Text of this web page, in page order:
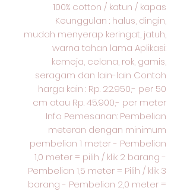
100% cotton / katun / kapas
Keunggulan : halus, dingin,
mudah menyerap keringat, jatuh,
warna tahan lama Aplikasi:
kemeja, celana, rok, gamis,
seragam dan lain-lain Contoh
harga kain : Rp. 22.950,- per 50
cm atau Rp. 45.900,- per meter
Info Pemesanan: Pembelian
meteran dengan minimum
pembelian 1 meter - Pembelian
1,0 meter = pilih / klik 2 barang -
Pembelian 1,5 meter = Pilih / klik 3
barang - Pembelian 2,0 meter =